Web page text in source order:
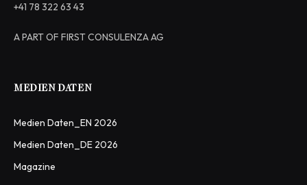
+41 78 322 63 43
A PART OF FIRST CONSULENZA AG
MEDIEN DATEN
Medien Daten_EN 2026
Medien Daten_DE 2026
Magazine